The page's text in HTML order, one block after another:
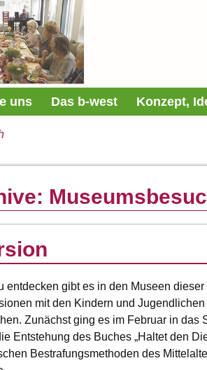
uns Das b-west Konzept,
entdecken gibt es in den Museen
mit den Kindern und
Zunächst ging es im Februar in das
Entstehung des Buches „Haltet den
Bestrafungsmethoden des